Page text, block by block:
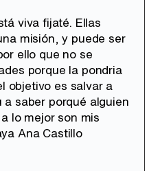
viva fijaté. Ellas
misión, y puede ser
ello que no se
porque la pondria
objetivo es salvar a
saber porqué alguien
lo mejor son mis
Ana Castillo